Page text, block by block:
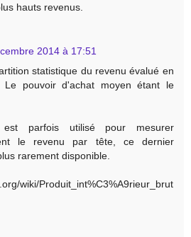
hauts revenus.
2014 à 17:51
statistique du revenu évalué en
Le pouvoir d'achat moyen étant le
est parfois utilisé pour mesurer
le revenu par tête, ce dernier
rarement disponible.
wiki/Produit_int%C3%A9rieur_brut